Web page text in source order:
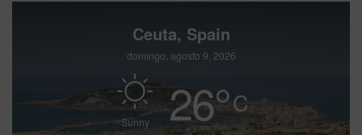
Ceuta, Spain
domingo, agosto 9, 2026
Sunny 26°C